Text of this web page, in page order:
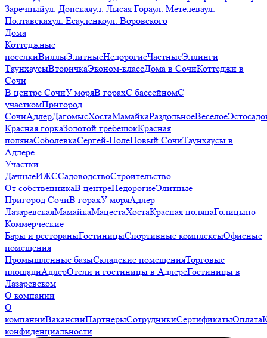
Заречныйул. Донскаяул. Лысая Гораул. Метелеваул.
Полтавскаяул. Есауленкоул. Воровского
Дома
Коттеджные
поселкиВиллыЭлитныеНедорогиеЧастныеЭллинги
ТаунхаусыВторичкаЭконом-классДома в СочиКоттеджи в
Сочи
В центре СочиУ моряВ горахС бассейномС
участкомПригород
СочиАдлерДагомысХостаМамайкаРаздольноеВеселое
Красная горкаЗолотой гребешокКрасная
полянаСоболевкаСергей-ПолеНовый СочиТаунхаусы в
Адлере
Участки
ДачныеИЖССадоводствоСтроительство
От собственникаВ центреНедорогиеЭлитные
Пригород СочиВ горахУ моряАдлер
ЛазаревскаяМамайкаМацестаХостаКрасная полянаГолицыно
Коммерческие
Бары и рестораныГостиницыСпортивные комплексыОфисные
помещения
Промышленные базыСкладские помещенияТорговые
площадиАдлерОтели и гостиницы в АдлереГостиницы в
Лазаревском
О компании
О
компанииВакансииПартнерыСотрудникиСертификатыОплата
конфиденциальности